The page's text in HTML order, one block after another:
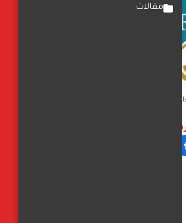
مقالات
أسماء المستشفيات المعتمدة حديثا